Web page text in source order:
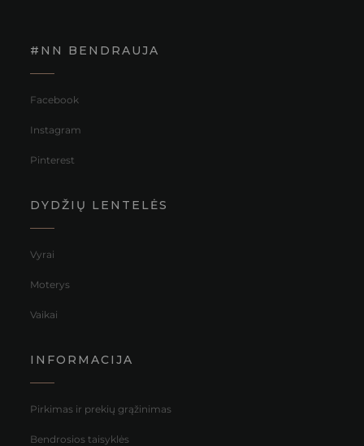
#NN BENDRAUJA
Facebook
Instagram
Pinterest
DYDŽIŲ LENTELĖS
Vyrai
Moterys
Vaikai
INFORMACIJA
Pirkimas ir prekių grąžinimas
Bendrosios taisyklės